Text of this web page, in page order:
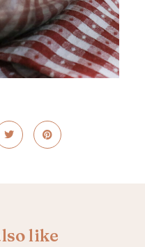
like